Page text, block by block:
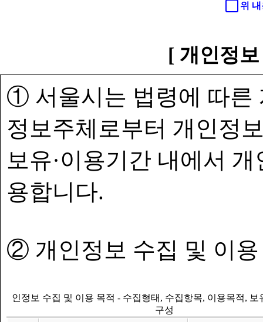
위
[ 개인정
① 서울시는 법령에 따른
정보주체로부터 개인정
보유·이용기간 내에서
용합니다.
② 개인정보 수집 및 이용
인정보 수집 및 이용 목적 - 수집형태, 수집항목, 이용목적, 보
구성